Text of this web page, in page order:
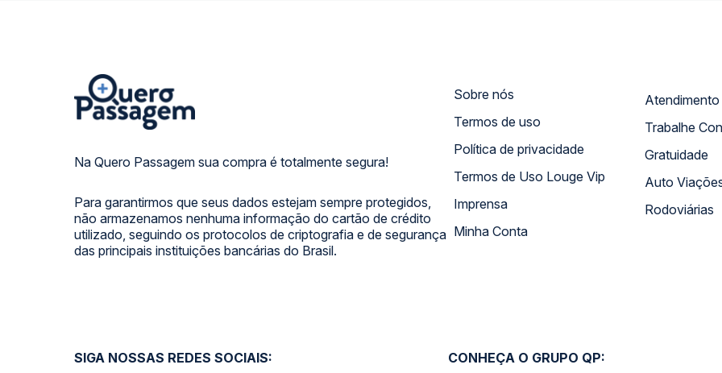
Na Quero Passagem sua compra é totalmente segura!
Para garantirmos que seus dados estejam sempre protegidos,
não armazenamos nenhuma informação do cartão de crédito
utilizado, seguindo os protocolos de criptografia e de segurança
das principais instituições bancárias do Brasil.
Sobre nós
Termos de uso
Política de privacidade
Termos de Uso Louge Vip
Imprensa
Minha Conta
Trabalhe
Gratuidade
Auto
Rodoviárias
SIGA NOSSAS REDES SOCIAIS: CONHEÇA O GRUPO QP: